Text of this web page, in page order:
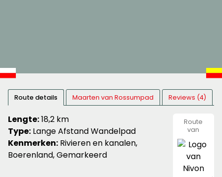
Route details Maarten van Rossumpad Reviews (4)
Lengte:18,2 km
Type: Lange Afstand Wandelpad
Kenmerken: Rivieren en kanalen,
Boerenland, Gemarkeerd
Route
van